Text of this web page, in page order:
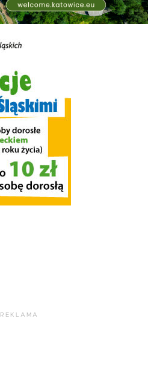
REKLAMA